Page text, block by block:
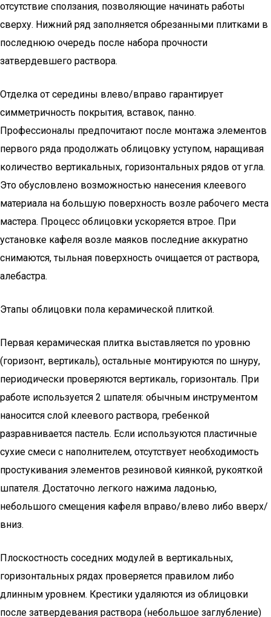
отсутствие сползания, позволяющие начинать работы
сверху. Нижний ряд заполняется обрезанными плитками в
последнюю очередь после набора прочности
затвердевшего раствора.
Отделка от середины влево/вправо гарантирует
симметричность покрытия, вставок, панно.
Профессионалы предпочитают после монтажа элементов
первого ряда продолжать облицовку уступом, наращивая
количество вертикальных, горизонтальных рядов от угла.
Это обусловлено возможностью нанесения клеевого
материала на большую поверхность возле рабочего места
мастера. Процесс облицовки ускоряется втрое. При
установке кафеля возле маяков последние аккуратно
снимаются, тыльная поверхность очищается от раствора,
алебастра.
Этапы облицовки пола керамической плиткой.
Первая керамическая плитка выставляется по уровню
(горизонт, вертикаль), остальные монтируются по шнуру,
периодически проверяются вертикаль, горизонталь. При
работе используется 2 шпателя: обычным инструментом
наносится слой клеевого раствора, гребенкой
разравнивается пастель. Если используются пластичные
сухие смеси с наполнителем, отсутствует необходимость
простукивания элементов резиновой киянкой, рукояткой
шпателя. Достаточно легкого нажима ладонью,
небольшого смещения кафеля вправо/влево либо вверх/
вниз.
Плоскостность соседних модулей в вертикальных,
горизонтальных рядах проверяется правилом либо
длинным уровнем. Крестики удаляются из облицовки
после затвердевания раствора (небольшое заглубление)